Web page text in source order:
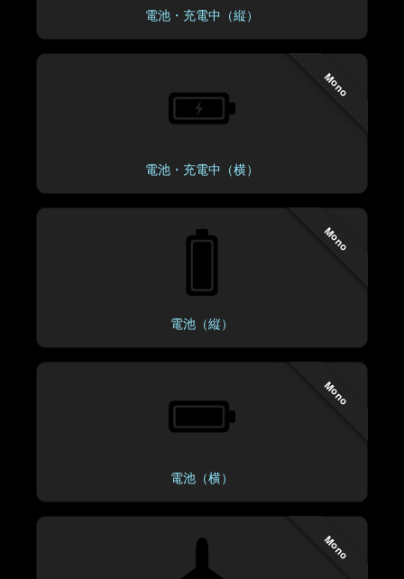
電池・充電中（縦）
Mono
電池・充電中（横）
Mono
電池（縦）
Mono
電池（横）
Mono